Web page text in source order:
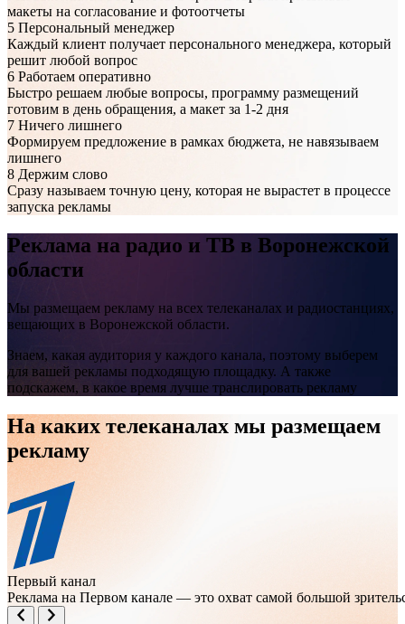
макеты на согласование и фотоотчеты
5 Персональный менеджер
Каждый клиент получает персонального менеджера, который
решит любой вопрос
6 Работаем оперативно
Быстро решаем любые вопросы, программу размещений
готовим в день обращения, а макет за 1-2 дня
7 Ничего лишнего
Формируем предложение в рамках бюджета, не навязываем
лишнего
8 Держим слово
Сразу называем точную цену, которая не вырастет в процессе
запуска рекламы
Реклама на радио и ТВ в Воронежской
области
Мы размещаем рекламу на всех телеканалах и радиостанциях,
вещающих в Воронежской области.
Знаем, какая аудитория у каждого канала, поэтому выберем
для вашей рекламы подходящую площадку. А также
подскажем, в какое время лучше транслировать рекламу
На каких телеканалах мы размещаем
рекламу
Первый канал
Реклама на Первом канале — это охват самой большой